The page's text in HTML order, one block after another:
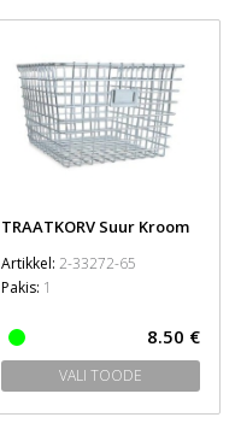
TRAATKORV Suur Kroom
Artikkel: 2-33272-65
Pakis: 1
8.50 €
VALI TOODE